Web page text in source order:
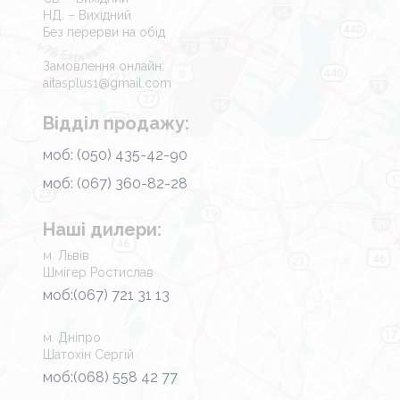
НД. – Вихідний
Без перерви на обід
Замовлення онлайн:
aitasplus1@gmail.com
Відділ продажу:
моб: (050) 435-42-90
моб: (067) 360-82-28
Наші дилери:
м. Львів
Шмігер Ростислав
моб:(067) 721 31 13
м. Дніпро
Шатохін Сергій
моб:(068) 558 42 77